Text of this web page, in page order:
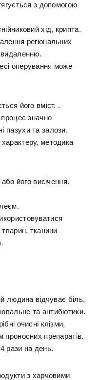
з допомогою
хід, крипта.
регіональних
видаленню.
оперування може
його вміст. .
значно
пазухи та залози.
методика
його висічення.
тварин, тканини
людина відчуває біль,
та антибіотики.
очисні клізми,
препаратів.
рази на день.
з харчовими